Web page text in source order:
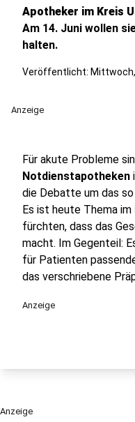
Apotheker im Kreis
Am 14. Juni wollen
halten.
Veröffentlicht:
Anzeige
Für akute Probleme
Notdienstapotheken
die Debatte um das
Es ist heute Thema im
fürchten, dass das
macht. Im Gegenteil:
für Patienten
das verschriebene
Anzeige
Anzeige